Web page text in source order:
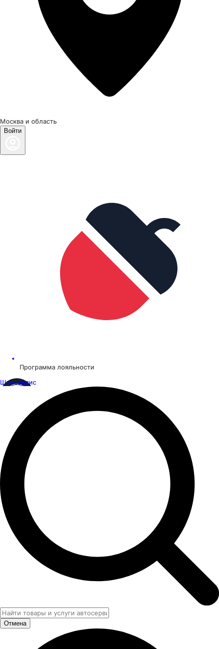
Москва и область
Войти
Программа лояльности
Шинсервис
Отмена